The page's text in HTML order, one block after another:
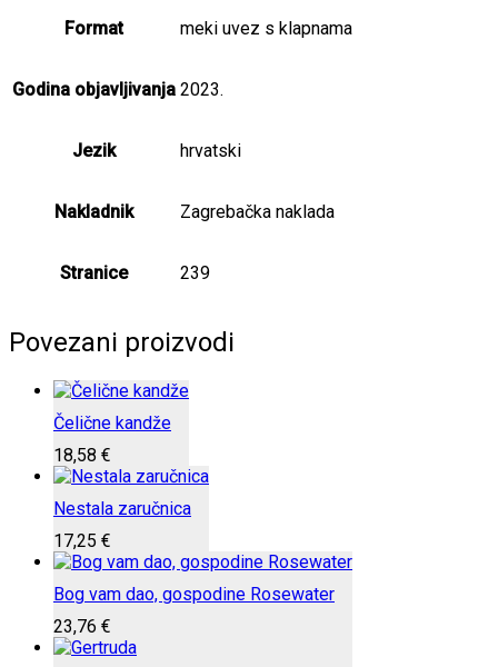
Format meki uvez s klapnama
Godina objavljivanja 2023.
Jezik hrvatski
Nakladnik Zagrebačka naklada
Stranice 239
Povezani proizvodi
Čelične kandže
18,58 €
Nestala zaručnica
17,25 €
Bog vam dao, gospodine Rosewater
23,76 €